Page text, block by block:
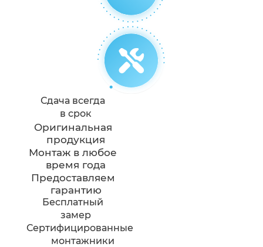
Сдача всегда
в срок
Оригинальная
продукция
Монтаж в любое
время года
Предоставляем
гарантию
Бесплатный
замер
Сертифицированные
монтажники